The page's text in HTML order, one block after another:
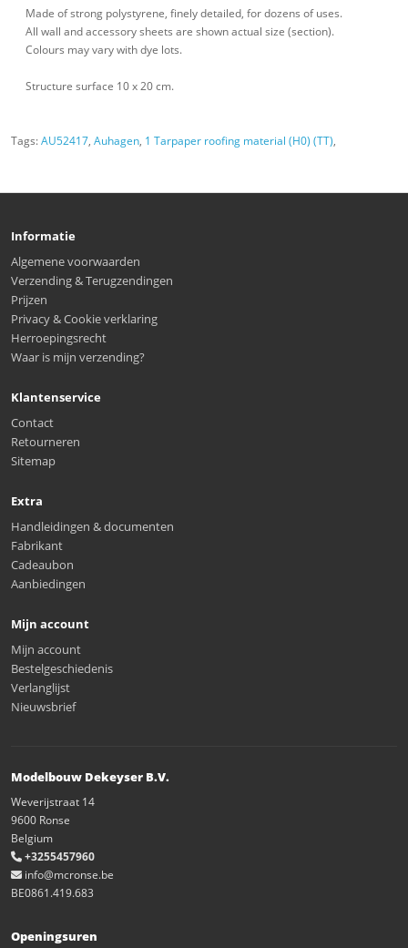
Made of strong polystyrene, finely detailed, for dozens of uses.
All wall and accessory sheets are shown actual size (section).
Colours may vary with dye lots.
Structure surface 10 x 20 cm.
Tags:AU52417, Auhagen, 1 Tarpaper roofing material (H0) (TT),
Informatie
Algemene voorwaarden
Verzending & Terugzendingen
Prijzen
Privacy & Cookie verklaring
Herroepingsrecht
Waar is mijn verzending?
Klantenservice
Contact
Retourneren
Sitemap
Extra
Handleidingen & documenten
Fabrikant
Cadeaubon
Aanbiedingen
Mijn account
Mijn account
Bestelgeschiedenis
Verlanglijst
Nieuwsbrief
Modelbouw Dekeyser B.V.
Weverijstraat 14
9600 Ronse
Belgium
+3255457960
info@mcronse.be
BE0861.419.683
Openingsuren